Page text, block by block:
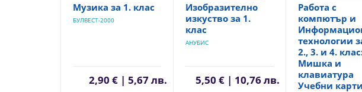
Музика за 1. клас
БУЛВЕСТ-2000
2,90 € | 5,67 лв.
Изобразително
изкуство за 1.
клас
АНУБИС
5,50 € | 10,76 лв.
Работа с
компютър и
технологии
2., 3. и 4.
Мишка и
клавиатура
Учебни карти